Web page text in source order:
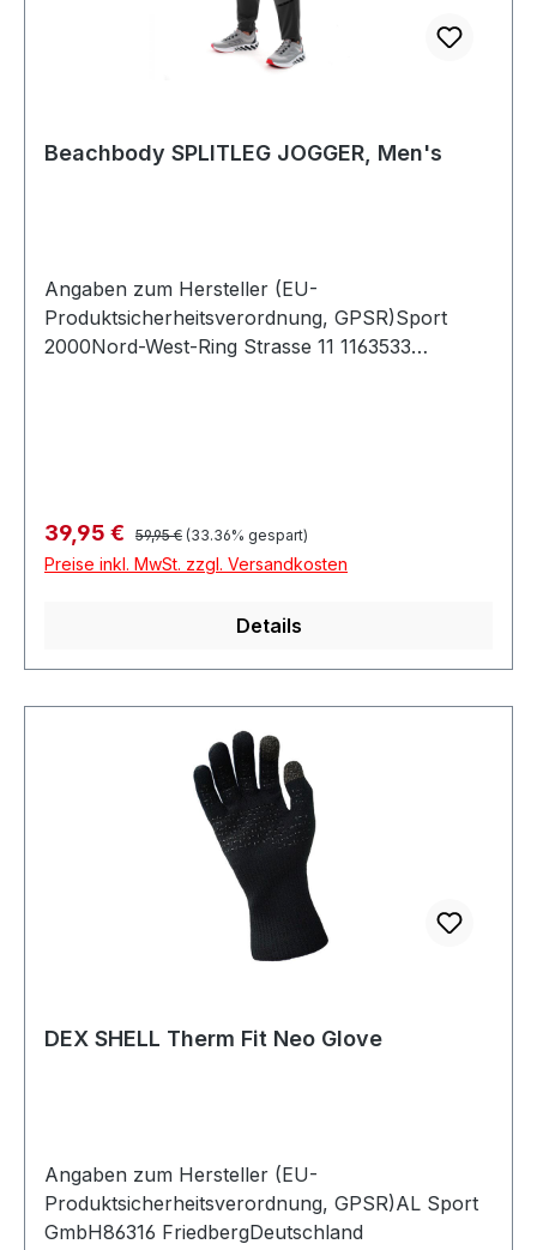
Beachbody SPLITLEG JOGGER, Men's
Angaben zum Hersteller (EU-
Produktsicherheitsverordnung, GPSR)Sport
2000Nord-West-Ring Strasse 11 1163533
Verkaufspreis:
39,95 € Regulärer Preis:
59,95 € (33.36% gespart)
Preise inkl. MwSt. zzgl. Versandkosten
Details
DEX SHELL Therm Fit Neo Glove
Angaben zum Hersteller (EU-
Produktsicherheitsverordnung, GPSR)AL Sport
GmbH86316 FriedbergDeutschland